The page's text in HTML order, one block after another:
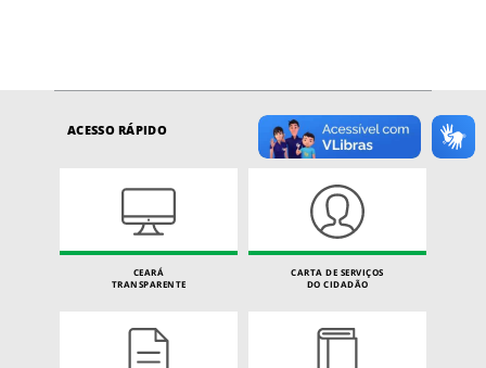
ACESSO RÁPIDO
CEARÁ
TRANSPARENTE
CARTA DE SERVIÇOS
DO CIDADÃO